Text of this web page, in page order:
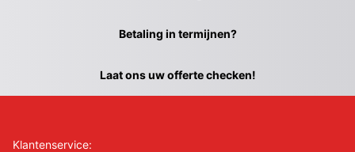
Betaling in termijnen?
Laat ons uw offerte checken!
Klantenservice: